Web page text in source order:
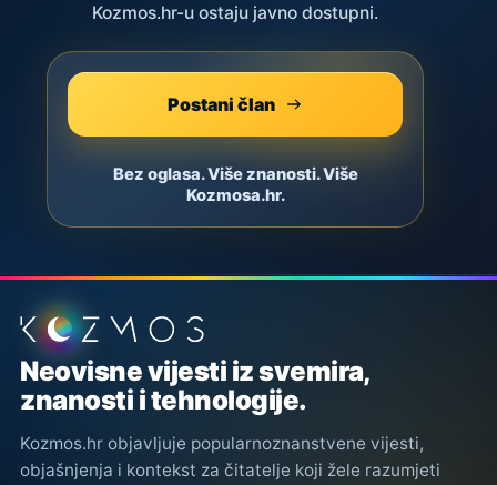
Kozmos.hr-u ostaju javno dostupni.
Postani član
Bez oglasa. Više znanosti. Više
Kozmosa.hr.
Podnožje stranice
Neovisne vijesti iz svemira,
znanosti i tehnologije.
Kozmos.hr objavljuje popularnoznanstvene vijesti,
objašnjenja i kontekst za čitatelje koji žele razumjeti